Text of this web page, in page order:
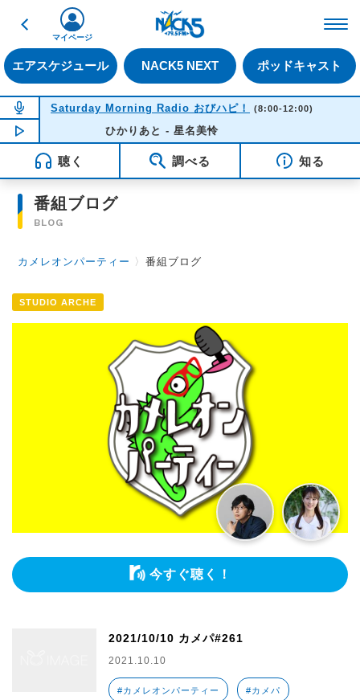
戻る
エアスケジュール NACK5 NEXT ポッドキャスト
マイページ
NOW ON AIR
Saturday Morning Radio おびハピ！ (8:00-12:00)
NOW PLAYING08:39
ひかりあと - 星名美怜
聴く 調べる 知る
番組ブログ
BLOG
カメレオンパーティー 〉番組ブログ
STUDIO ARCHE
今すぐ聴く！
2021/10/10 カメパ#261
2021.10.10
#カメレオンパーティー #カメパ